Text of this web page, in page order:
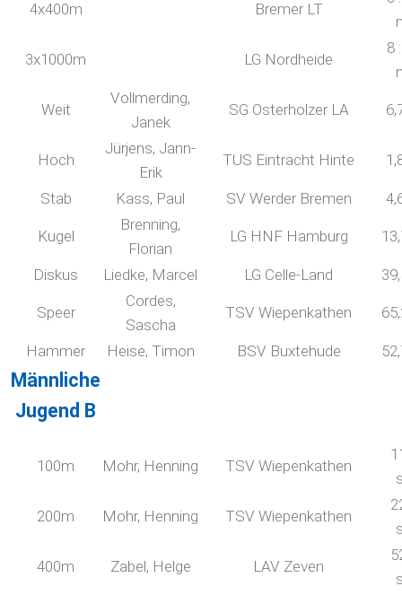
4x400m Bremer LT
3x1000m LG Nordheide
8
Weit
Vollmerding,
Janek
SG Osterholzer LA
Hoch
Jürjens, Jann-
Erik
TUS Eintracht Hinte
Stab Kass, Paul SV Werder Bremen
Kugel
Brenning,
Florian
LG HNF Hamburg
Diskus Liedke, Marcel LG Celle-Land
Speer
Cordes,
Sascha
TSV Wiepenkathen
Hammer Heise, Timon BSV Buxtehude
Männliche
Jugend B
100m Mohr, Henning TSV Wiepenkathen
200m Mohr, Henning TSV Wiepenkathen
400m Zabel, Helge LAV Zeven